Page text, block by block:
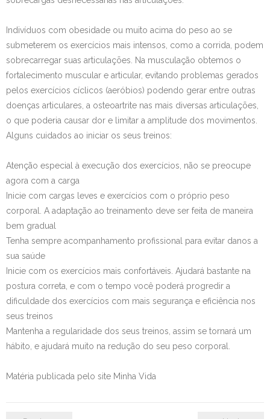
Indivíduos com obesidade ou muito acima do peso ao se
submeterem os exercícios mais intensos, como a corrida, podem
sobrecarregar suas articulações. Na musculação obtemos o
fortalecimento muscular e articular, evitando problemas gerados
pelos exercícios cíclicos (aeróbios) podendo gerar entre outras
doenças articulares, a osteoartrite nas mais diversas articulações,
o que poderia causar dor e limitar a amplitude dos movimentos.
Alguns cuidados ao iniciar os seus treinos:
Atenção especial à execução dos exercícios, não se preocupe
agora com a carga
Inicie com cargas leves e exercícios com o próprio peso
corporal. A adaptação ao treinamento deve ser feita de maneira
bem gradual
Tenha sempre acompanhamento profissional para evitar danos a
sua saúde
Inicie com os exercícios mais confortáveis. Ajudará bastante na
postura correta, e com o tempo você poderá progredir a
dificuldade dos exercícios com mais segurança e eficiência nos
seus treinos
Mantenha a regularidade dos seus treinos, assim se tornará um
hábito, e ajudará muito na redução do seu peso corporal.
Matéria publicada pelo site Minha Vida